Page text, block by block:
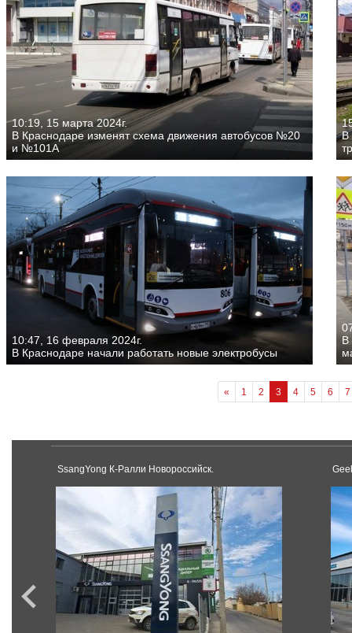
10:19, 15 марта 2024г.
В Краснодаре изменят схема движения автобусов №20
и №101А
В
10:47, 16 февраля 2024г.
В Краснодаре начали работать новые электробусы
В
« 1 2 3 4 5 6 7
SsangYong К-Ралли Новороссийск.